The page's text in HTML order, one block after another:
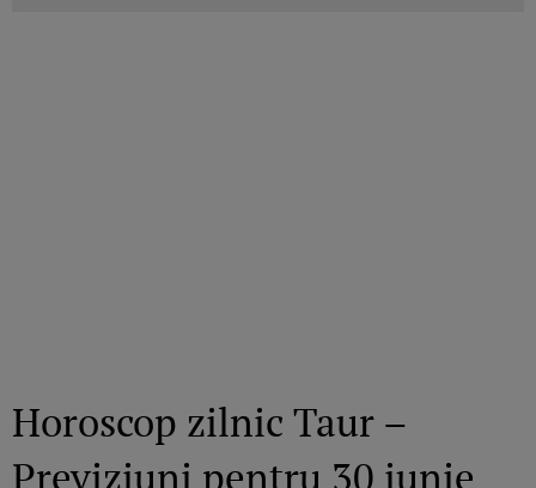
Horoscop zilnic Taur –
Previziuni pentru 30 iunie